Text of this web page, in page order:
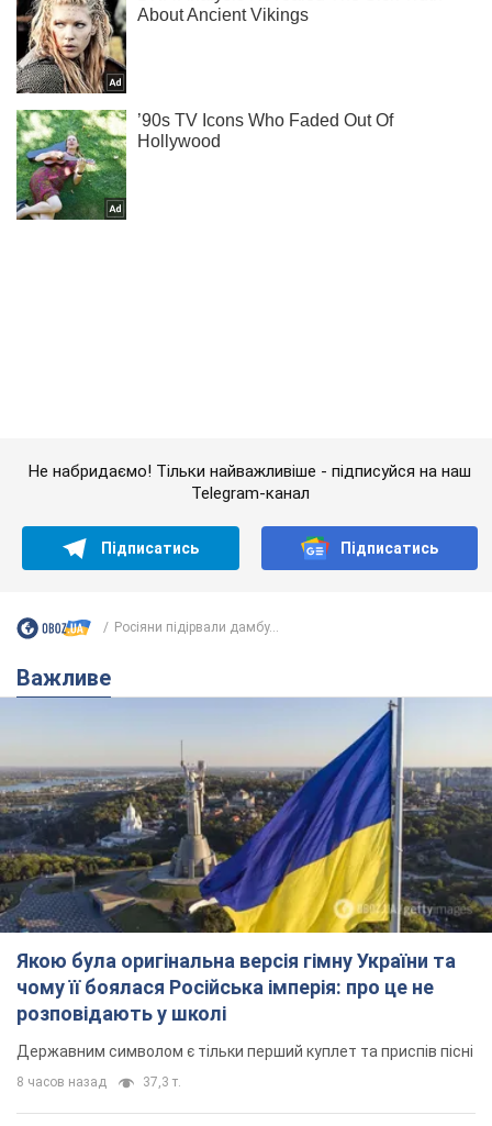
Важливе
Якою була оригінальна версія гімну України та
чому її боялася Російська імперія: про це не
розповідають у школі
Державним символом є тільки перший куплет та приспів пісні
8 часов назад 37,3 т.
Олександру Пономарьову – 53: що
відомо про трьох дітей секс-
символа 90-х та який вигляд вони
мають
За розвитком кар'єри артист не забував про